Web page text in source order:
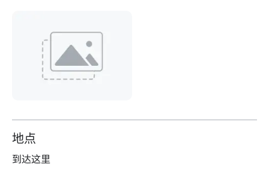
地点
到达这里